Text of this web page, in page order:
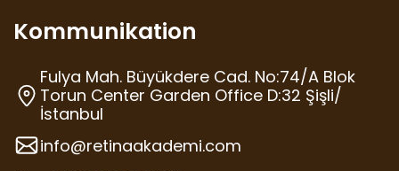
Kommunikation
Fulya Mah. Büyükdere Cad. No:74/A Blok
Torun Center Garden Office D:32 Şişli/
İstanbul
info@retinaakademi.com